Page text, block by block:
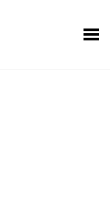
Показать меню